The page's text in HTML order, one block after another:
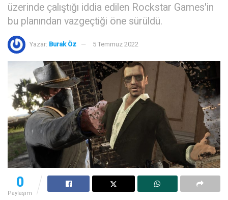
üzerinde çalıştığı iddia edilen Rockstar Games'in
bu planından vazgeçtiği öne sürüldü.
Yazar: Burak Öz 5 Temmuz 2022
0
Paylaşım